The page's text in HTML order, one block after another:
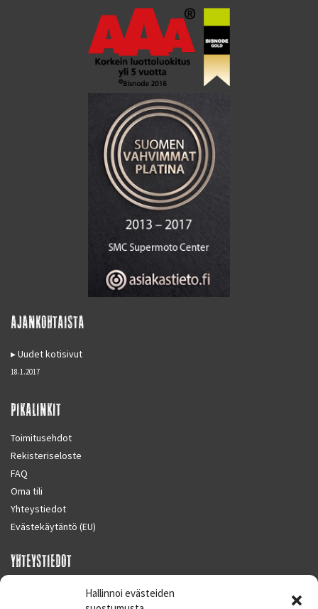
Hallinnoi evästeiden
AJANKOHTAISTA
Uudet kotisivut
18.1.2017
PIKALINKIT
Toimitusehdot
Rekisteriseloste
FAQ
Oma tili
Yhteystiedot
Evästekäytäntö (EU)
YHTEYSTIEDOT
SUPERMOTO CENTER